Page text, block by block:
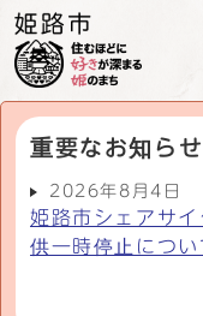
重要なお知らせ
2026年8月4日
姫路市シェアサ
供一時停止につい